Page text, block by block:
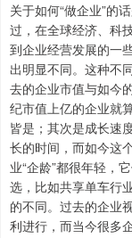
关于如何“做企业”的
过，在全球经济、科
到企业经营发展的一
出明显不同。这种不
去的企业市值与如今
纪市值上亿的企业就
皆是；其次是成长速
长的时间，而如今这
业“企龄”都很年轻，
选，比如共享单车行
的不同。过去的企业
利进行，而当今很多